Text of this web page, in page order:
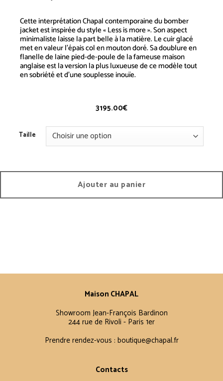
Cette interprétationChapalcontemporaine du bomber
jacket est inspirée du style « Less is more ». Son aspect
minimaliste laisse la part belle à la matière. Le cuir glacé
met en valeur l’épais col en mouton doré. Sa doublure en
flanelle de laine pied-de-poule de la fameuse maison
anglaise est la version la plus luxueuse de ce modèle tout
en sobriété et d’une souplesse inouïe.
3195.00€
Taille
Ajouter au panier
Maison CHAPAL
Showroom Jean-François Bardinon
244 rue de Rivoli - Paris 1er
Prendre rendez-vous : boutique@chapal.fr
Contacts